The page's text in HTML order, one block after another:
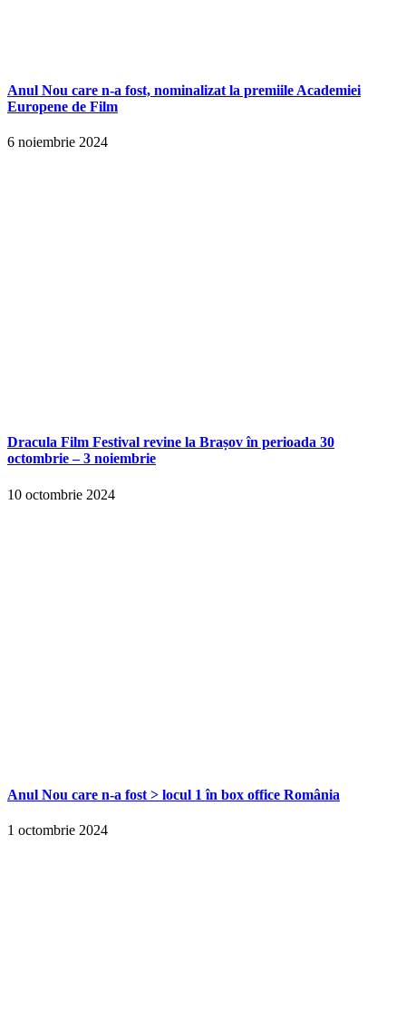
Anul Nou care n-a fost, nominalizat la premiile Academiei
Europene de Film
6 noiembrie 2024
Dracula Film Festival revine la Brașov în perioada 30
octombrie – 3 noiembrie
10 octombrie 2024
Anul Nou care n-a fost > locul 1 în box office România
1 octombrie 2024